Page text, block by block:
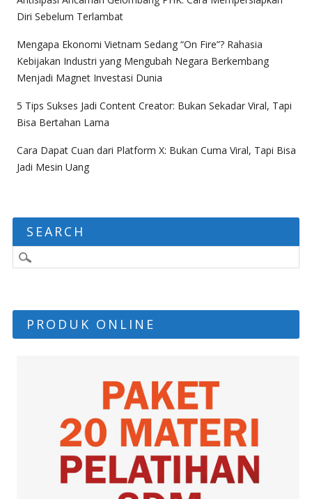
Diri Sebelum Terlambat
Mengapa Ekonomi Vietnam Sedang “On Fire”? Rahasia
Kebijakan Industri yang Mengubah Negara Berkembang
Menjadi Magnet Investasi Dunia
5 Tips Sukses Jadi Content Creator: Bukan Sekadar Viral, Tapi
Bisa Bertahan Lama
Cara Dapat Cuan dari Platform X: Bukan Cuma Viral, Tapi Bisa
Jadi Mesin Uang
SEARCH
PRODUK ONLINE